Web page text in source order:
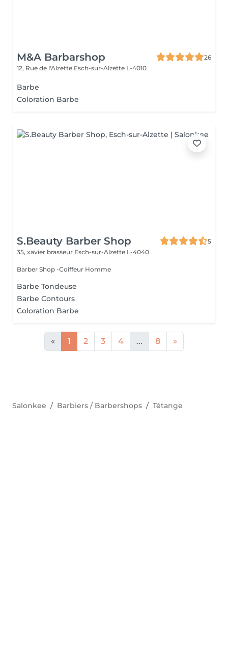
M&A Barbarshop
26
12, Rue de l'Alzette Esch-sur-Alzette L-4010
Barbe
Coloration Barbe
S.Beauty Barber Shop
5
35, xavier brasseur Esch-sur-Alzette L-4040
Barber Shop -Coiffeur Homme
Barbe Tondeuse
Barbe Contours
Coloration Barbe
« 1 2 3 4 ... 8 »
Salonkee Barbiers / Barbershops Tétange